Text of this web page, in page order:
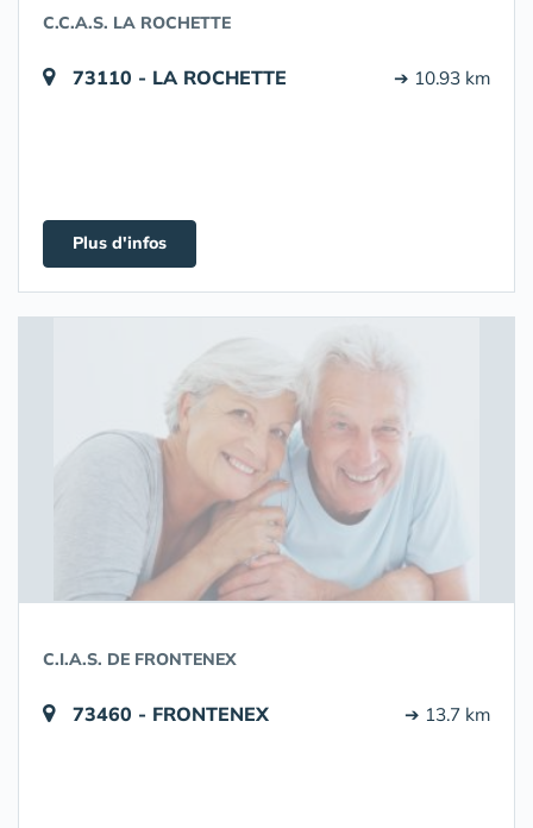
C.C.A.S. LA ROCHETTE
73110 - LA ROCHETTE ➔ 10.93 km
Plus d'infos
C.I.A.S. DE FRONTENEX
73460 - FRONTENEX ➔ 13.7 km